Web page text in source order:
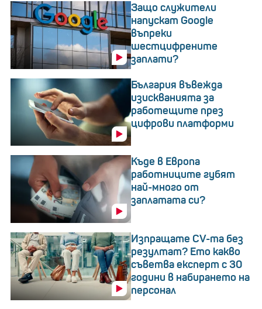
Защо служители
напускат Google
въпреки
шестцифрените
заплати?
България въвежда
изискванията за
работещите през
цифрови платформи
Къде в Европа
работниците губят
най-много от
заплатата си?
Изпращате CV-та без
резултат? Ето какво
съветва експерт с 30
години в набирането на
персонал